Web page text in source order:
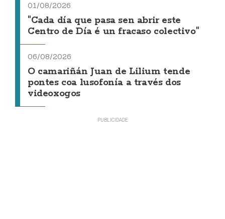
01/08/2026
"Cada día que pasa sen abrir este
Centro de Día é un fracaso colectivo"
06/08/2026
O camariñán Juan de Lilium tende
pontes coa lusofonía a través dos
videoxogos